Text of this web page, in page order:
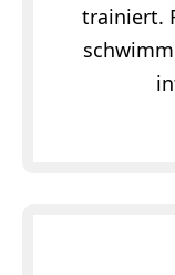
trainiert.